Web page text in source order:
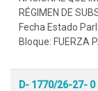
RÉGIMEN DE
Fecha Estado
Bloque: FUERZA
D- 1770/26-27- 0